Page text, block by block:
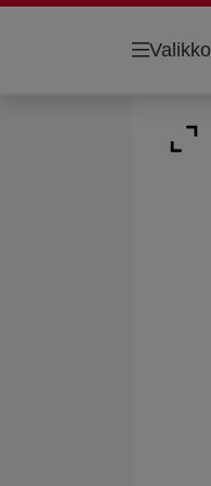
Valikko